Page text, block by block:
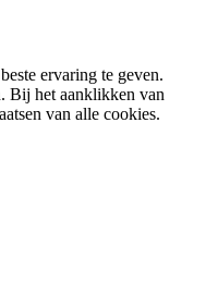
ervaring te geven.
Bij het aanklikken van
van alle cookies.